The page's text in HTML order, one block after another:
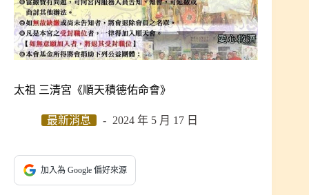
太祖 三清宮《順天積德佑命會》
最新消息 2024 年 5 月 17 日
加入為 Google 偏好來源